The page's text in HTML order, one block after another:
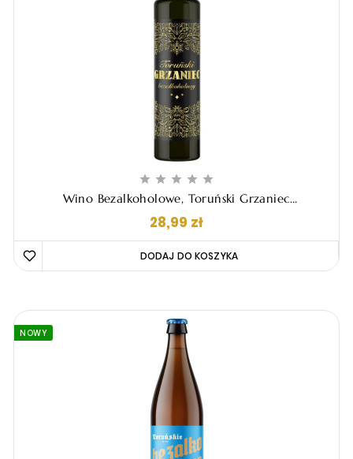
    
Wino Bezalkoholowe, Toruński Grzaniec
Bezalkoholowy, 500ml
28,99 złCena
NOWY